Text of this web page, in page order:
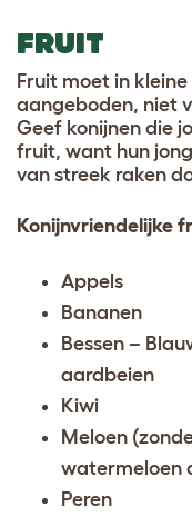
FRUIT
Fruit moet in
aangeboden, niet
Geef konijnen die
fruit, want hun
van streek raken
Konijnvriendelijke
Appels
Bananen
Bessen –
aardbeien
Kiwi
Meloen
watermeloen
Peren